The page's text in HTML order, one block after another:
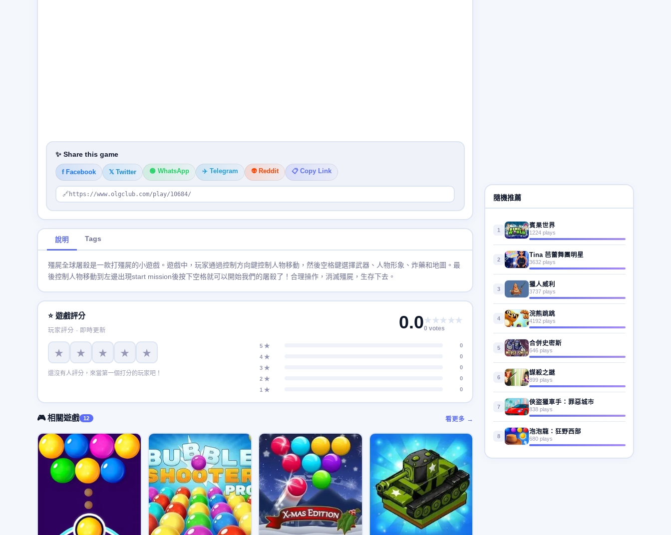
✨ Share this game
f Facebook 𝕏 Twitter 🟢 WhatsApp ✈️ Telegram 👽 Reddit 📋 Copy Link
🔗 https://www.olgclub.com/play/10684/
說明 Tags
殭屍全球屠殺是一款打殭屍的小遊戲。遊戲中，玩家通過控制方向鍵控制人物移動，然後空格鍵選擇武器、人物形象、炸藥和地圖。最
後控制人物移動到左邊出現start mission後按下空格就可以開始我們的屠殺了！合理操作，消滅殭屍，生存下去。
⭐ 遊戲評分
玩家評分 · 即時更新 0.0★★★★★
0 votes
★ ★ ★ ★ ★
還沒有人評分，來當第一個打分的玩家吧！
5 ★
0
4 ★
0
3 ★
0
2 ★
0
1 ★
0
🎮 相關遊戲 12 看更多 →
隨機推薦
1
賓果世界
1224 plays
2
Tina 芭蕾舞團明星
3632 plays
3
獵人威利
3737 plays
4
浣熊跳跳
4192 plays
5
合併史密斯
646 plays
6
謀殺之謎
899 plays
7
俠盜獵車手：罪惡城市
838 plays
8
泡泡龍：狂野西部
680 plays